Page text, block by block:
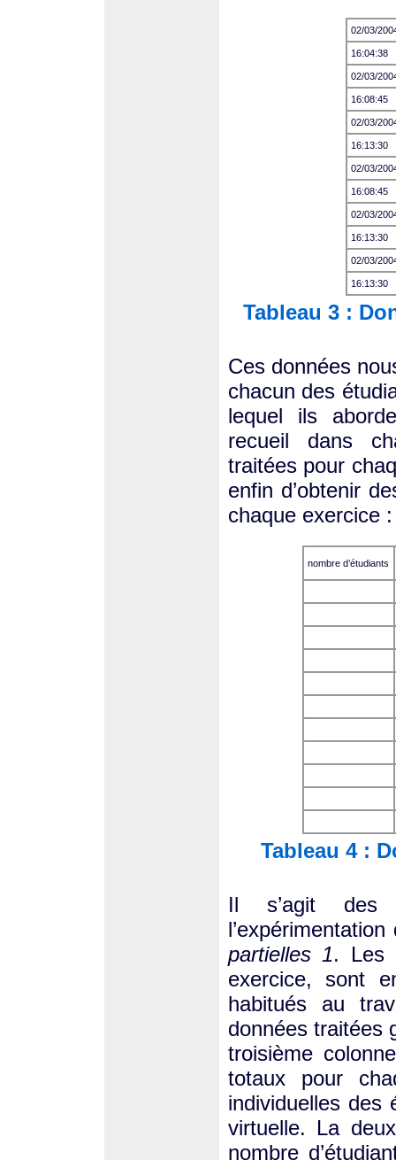
02/03/
16:04:38
02/03/
16:08:45
02/03/
16:13:30
02/03/
16:08:45
02/03/
16:13:30
02/03/
16:13:30
Tableau 3 :
Ces données
chacun des
lequel ils
recueil dans
traitées pour
enfin d’obtenir
chaque exercice :
nombre d’étudiants
Tableau 4 :
Il s’agit des
partielles 1. Les
exercice, sont
habitués au
données traitées
troisième
totaux pour
individuelles des
virtuelle. La
nombre